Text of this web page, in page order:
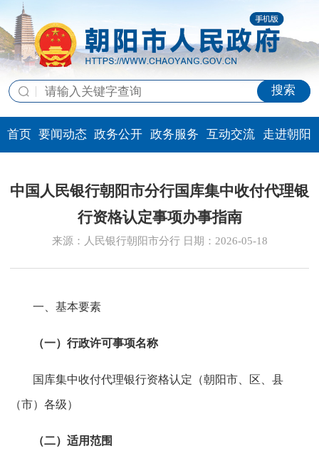
搜索
首页 要闻动态 政务公开 政务服务 互动交流 走进朝阳
中国人民银行朝阳市分行国库集中收付代理银
行资格认定事项办事指南
来源：人民银行朝阳市分行 日期：2026-05-18
一、基本要素
（一）行政许可事项名称
国库集中收付代理银行资格认定（朝阳市、区、县
（市）各级）
（二）适用范围